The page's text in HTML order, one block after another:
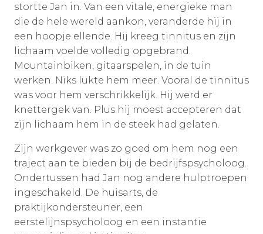
stortte Jan in. Van een vitale, energieke man
die de hele wereld aankon, veranderde hij in
een hoopje ellende. Hij kreeg tinnitus en zijn
lichaam voelde volledig opgebrand.
Mountainbiken, gitaarspelen, in de tuin
werken. Niks lukte hem meer. Vooral de tinnitus
was voor hem verschrikkelijk. Hij werd er
knettergek van. Plus hij moest accepteren dat
zijn lichaam hem in de steek had gelaten.
Zijn werkgever was zo goed om hem nog een
traject aan te bieden bij de bedrijfspsycholoog.
Ondertussen had Jan nog andere hulptroepen
ingeschakeld. De huisarts, de
praktijkondersteuner, een
eerstelijnspsycholoog en een instantie